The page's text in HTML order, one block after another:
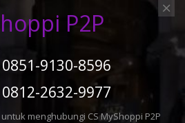
P2P
9130-8596
2632-9977
menghubungi CS MyShoppi P2P